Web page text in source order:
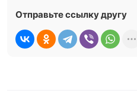
Отправьте ссылку другу